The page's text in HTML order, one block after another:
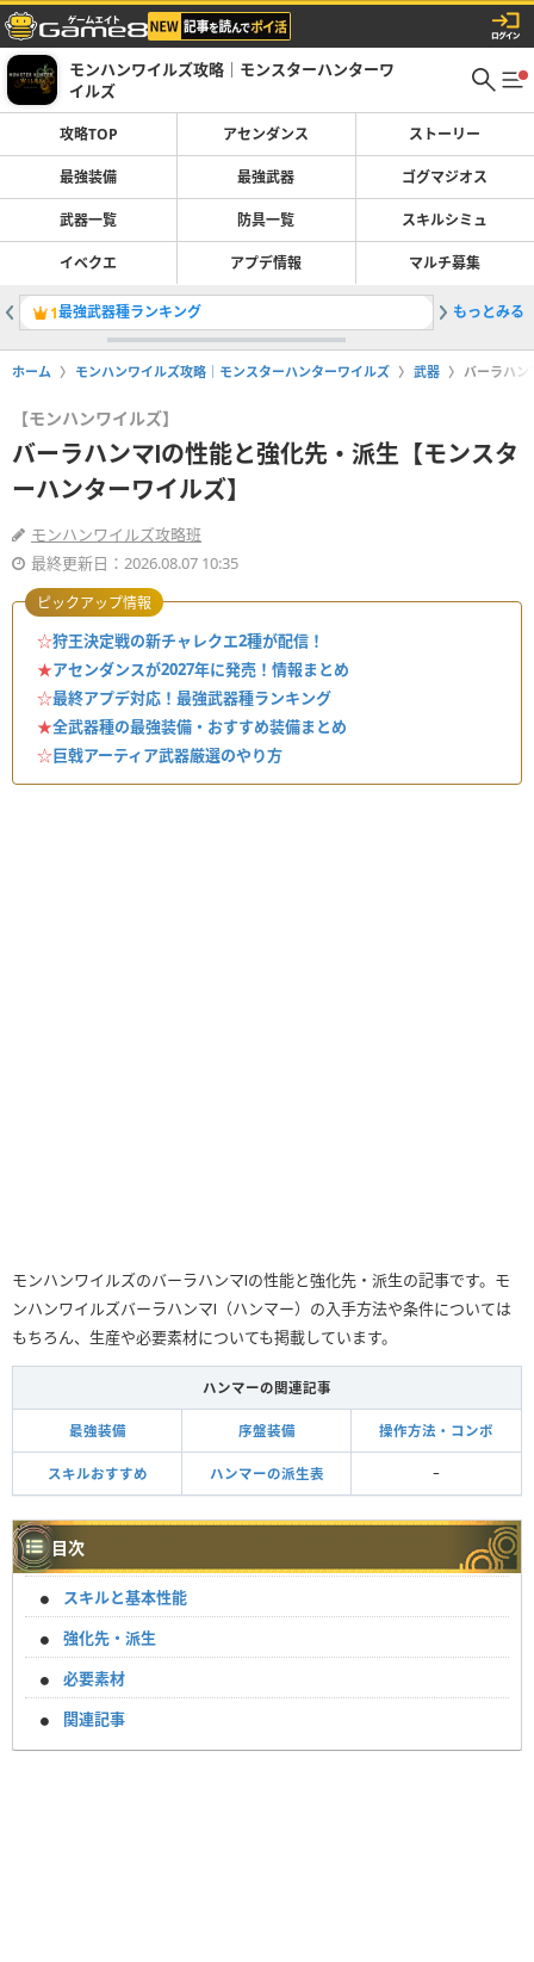
モンハンワイルズ攻略｜モンスターハンターワ
イルズ
攻略TOP アセンダンス ストーリー
最強装備 最強武器 ゴグマジオス
武器一覧 防具一覧 スキルシミュ
イベクエ アプデ情報 マルチ募集
1最強武器種ランキング 2太刀の
もっとみる
ホーム モンハンワイルズ攻略｜モンスターハンターワイルズ 武器 バーラハン
【モンハンワイルズ】
バーラハンマⅠの性能と強化先・派生【モンスタ
ーハンターワイルズ】
モンハンワイルズ攻略班
最終更新日：2026.08.07 10:35
☆狩王決定戦の新チャレクエ2種が配信！
★アセンダンスが2027年に発売！情報まとめ
☆最終アプデ対応！最強武器種ランキング
★全武器種の最強装備・おすすめ装備まとめ
☆巨戟アーティア武器厳選のやり方
ピックアップ情報
モンハンワイルズのバーラハンマⅠの性能と強化先・派生の記事です。モ
ンハンワイルズバーラハンマⅠ（ハンマー）の入手方法や条件については
もちろん、生産や必要素材についても掲載しています。
ハンマーの関連記事
最強装備 序盤装備 操作方法・コンボ
スキルおすすめ ハンマーの派生表 ｰ
目次
スキルと基本性能
強化先・派生
必要素材
関連記事